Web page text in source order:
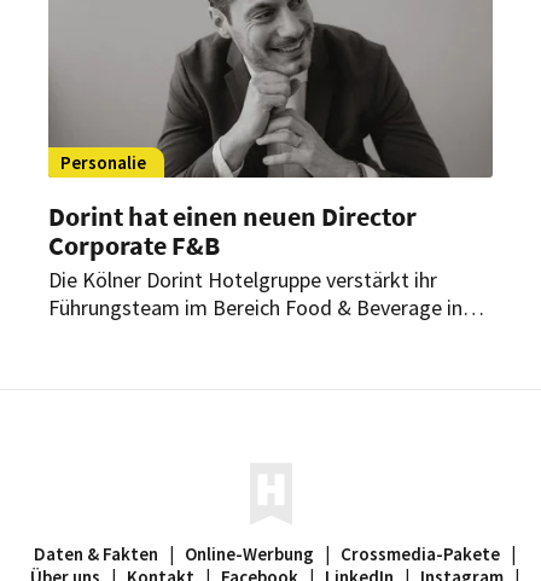
Personalie
Dorint hat einen neuen Director
Corporate F&B
Die Kölner Dorint Hotelgruppe verstärkt ihr
Führungsteam im Bereich Food & Beverage in
Daten & Fakten Online-Werbung Crossmedia-Pakete